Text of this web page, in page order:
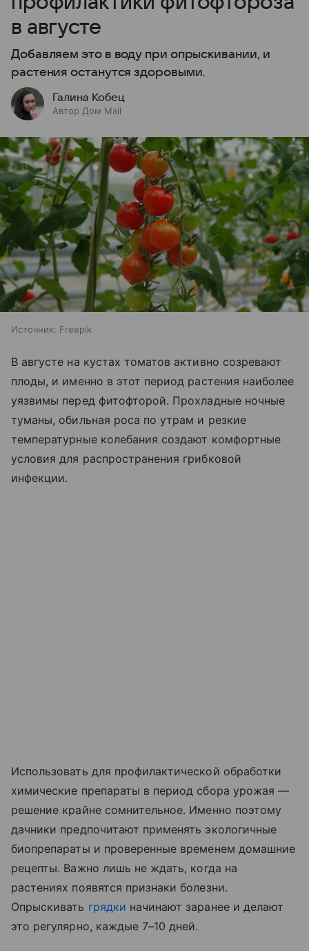
в августе
Добавляем это в воду при опрыскивании, и
растения останутся здоровыми.
Галина Кобец
Автор Дом Mail
Источник: Freepik
В августе на кустах томатов активно созревают
плоды, и именно в этот период растения наиболее
уязвимы перед фитофторой. Прохладные ночные
туманы, обильная роса по утрам и резкие
температурные колебания создают комфортные
условия для распространения грибковой
инфекции.
Использовать для профилактической обработки
химические препараты в период сбора урожая —
решение крайне сомнительное. Именно поэтому
дачники предпочитают применять экологичные
биопрепараты и проверенные временем домашние
рецепты. Важно лишь не ждать, когда на
растениях появятся признаки болезни.
Опрыскивать грядки начинают заранее и делают
это регулярно, каждые 7–10 дней.